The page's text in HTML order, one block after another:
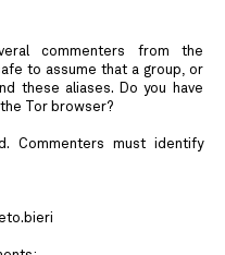
commenters from the
to assume that a group, or
these aliases. Do you have
Tor browser?
Commenters must identify